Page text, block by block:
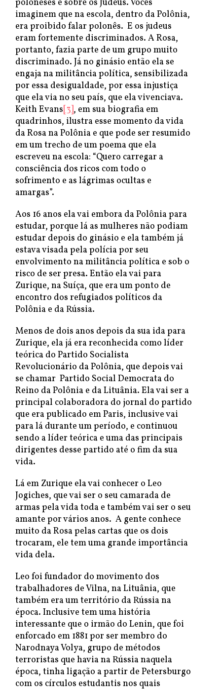
poloneses e sobre os Judeus. Vocês
imaginem que na escola, dentro da Polônia,
era proibido falar polonês. E os judeus
eram fortemente discriminados. A Rosa,
portanto, fazia parte de um grupo muito
discriminado. Já no ginásio então ela se
engaja na militância política, sensibilizada
por essa desigualdade, por essa injustiça
que ela via no seu país, que ela vivenciava.
Keith Evans[3], em sua biografia em
quadrinhos, ilustra esse momento da vida
da Rosa na Polônia e que pode ser resumido
em um trecho de um poema que ela
escreveu na escola: “Quero carregar a
consciência dos ricos com todo o
sofrimento e as lágrimas ocultas e
amargas”.
Aos 16 anos ela vai embora da Polônia para
estudar, porque lá as mulheres não podiam
estudar depois do ginásio e ela também já
estava visada pela polícia por seu
envolvimento na militância política e sob o
risco de ser presa. Então ela vai para
Zurique, na Suíça, que era um ponto de
encontro dos refugiados políticos da
Polônia e da Rússia.
Menos de dois anos depois da sua ida para
Zurique, ela já era reconhecida como líder
teórica do Partido Socialista
Revolucionário da Polônia, que depois vai
se chamar Partido Social Democrata do
Reino da Polônia e da Lituânia. Ela vai ser a
principal colaboradora do jornal do partido
que era publicado em Paris, inclusive vai
para lá durante um período, e continuou
sendo a líder teórica e uma das principais
dirigentes desse partido até o fim da sua
vida.
Lá em Zurique ela vai conhecer o Leo
Jogiches, que vai ser o seu camarada de
armas pela vida toda e também vai ser o seu
amante por vários anos. A gente conhece
muito da Rosa pelas cartas que os dois
trocaram, ele tem uma grande importância
vida dela.
Leo foi fundador do movimento dos
trabalhadores de Vilna, na Lituânia, que
também era um território da Rússia na
época. Inclusive tem uma história
interessante que o irmão do Lenin, que foi
enforcado em 1881 por ser membro do
Narodnaya Volya, grupo de métodos
terroristas que havia na Rússia naquela
época, tinha ligação a partir de Petersburgo
com os círculos estudantis nos quais